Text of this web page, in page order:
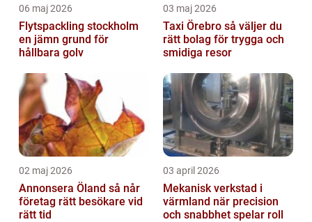
06 maj 2026
Flytspackling stockholm
en jämn grund för
hållbara golv
03 maj 2026
Taxi Örebro så väljer du
rätt bolag för trygga och
smidiga resor
02 maj 2026
Annonsera Öland så når
företag rätt besökare vid
rätt tid
03 april 2026
Mekanisk verkstad i
värmland när precision
och snabbhet spelar roll